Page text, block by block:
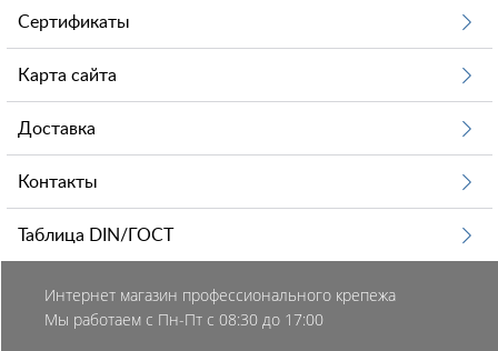
Сертификаты
Карта сайта
Доставка
Контакты
Таблица DIN/ГОСТ
Интернет магазин профессионального крепежа
Мы работаем с Пн-Пт с 08:30 до 17:00